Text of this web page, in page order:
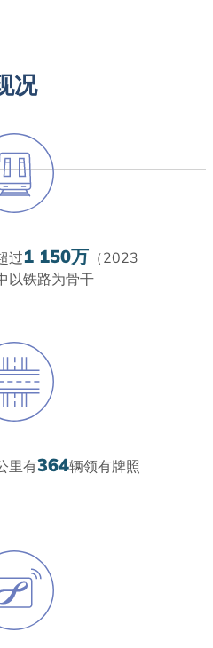
况
过1 150万 （2023
以铁路为骨干
里有364辆领有牌照